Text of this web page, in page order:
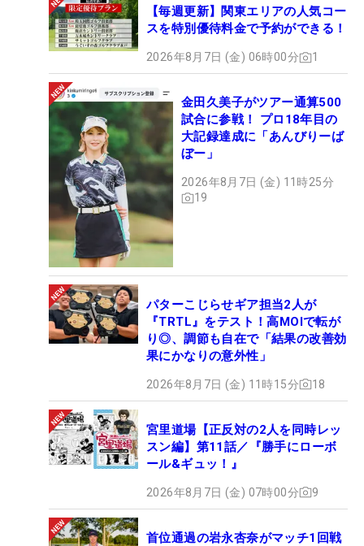
【毎週更新】関東エリアの人気コー
スを特別優待料金で予約ができる！
2026年8月7日 (金) 06時00分 1
金田久美子がツアー通算500
試合に参戦！ プロ18年目の
大記録達成に「あんびりーば
ぼー」
2026年8月7日 (金) 11時25分
19
パターこじらせギア担当2人が
『TRTL』をテスト！高MOIで転が
り◎、調節も自在で「結果の改善効
果にかなりの意外性」
2026年8月7日 (金) 11時15分 18
宮里道場【正反対の2人を同時レッ
スン編】第11話／『勝手にローボ
ール&ギュッ！』
2026年8月7日 (金) 07時00分 9
首位通過の岩永杏奈がマッチ1回戦